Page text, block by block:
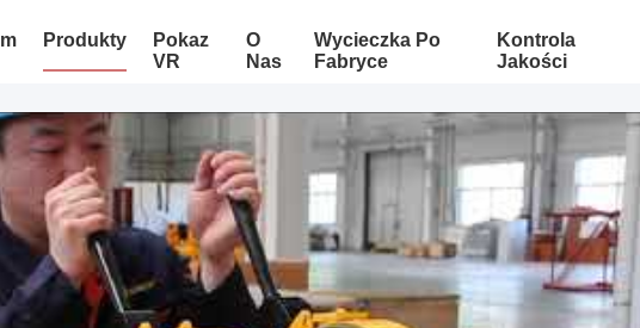
Produkty
Pokaz
VR
O
Nas
Wycieczka Po
Fabryce
Kontrola
Jakości